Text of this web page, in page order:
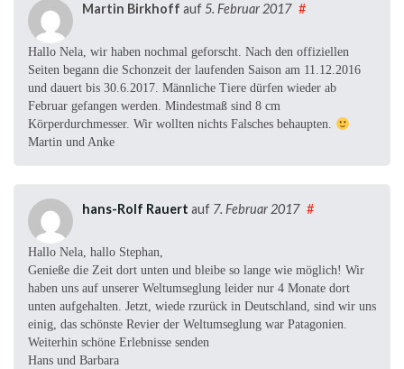
Martin Birkhoff auf5. Februar 2017 #
Hallo Nela, wir haben nochmal geforscht. Nach den offiziellen
Seiten begann die Schonzeit der laufenden Saison am 11.12.2016
und dauert bis 30.6.2017. Männliche Tiere dürfen wieder ab
Februar gefangen werden. Mindestmaß sind 8 cm
Körperdurchmesser. Wir wollten nichts Falsches behaupten.
Martin und Anke
hans-Rolf Rauert auf 7. Februar 2017 #
Hallo Nela, hallo Stephan,
Genieße die Zeit dort unten und bleibe so lange wie möglich! Wir
haben uns auf unserer Weltumseglung leider nur 4 Monate dort
unten aufgehalten. Jetzt, wiede rzurück in Deutschland, sind wir uns
einig, das schönste Revier der Weltumseglung war Patagonien.
Weiterhin schöne Erlebnisse senden
Hans und Barbara